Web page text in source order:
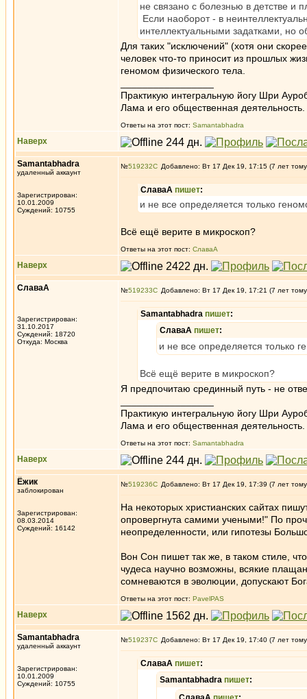
не связано с болезнью в детстве и
Если наоборот - в
интеллектуальными задатками, но
Для таких "исключений" (хотя они
человек что-то приносит из прошлых
геномом физического тела.
Практикую интегральную йогу Шри
Лама и его общественная деятельность.
Ответы на этот пост: Samantabhadra
Наверх
Samantabhadra
удаленный аккаунт
Зарегистрирован:
10.01.2009
Суждений: 10755
№519232 Добавлено: Вт 17 Дек 19, 17:15 (7 лет
СлаваА пишет:
и не все определяется только
Всё ещё верите в микроскоп?
Ответы на этот пост: СлаваА
Наверх
СлаваА
Зарегистрирован:
31.10.2017
Суждений: 18720
Откуда: Москва
№519233 Добавлено: Вт 17 Дек 19, 17:21 (7 лет
Samantabhadra пишет:
СлаваА пишет:
и не все определяется только
Всё ещё верите в микроскоп?
Я предпочитаю срединный путь - не
Практикую интегральную йогу Шри
Лама и его общественная деятельность.
Ответы на этот пост: Samantabhadra
Наверх
Ёжик
заблокирован
Зарегистрирован:
08.03.2014
Суждений: 16142
№519236 Добавлено: Вт 17 Дек 19, 17:39 (7 лет
На некоторых христианских сайтах
опровергнута самими учеными!" По
неопределенности, или гипотезы
Вон Сон пишет так же, в таком стиле,
чудеса научно возможны, всякие
сомневаются в эволюции, допускают
Ответы на этот пост: PavelPAS
Наверх
Samantabhadra
удаленный аккаунт
Зарегистрирован:
10.01.2009
Суждений: 10755
№519237 Добавлено: Вт 17 Дек 19, 17:40 (7 лет
СлаваА пишет:
Samantabhadra пишет: